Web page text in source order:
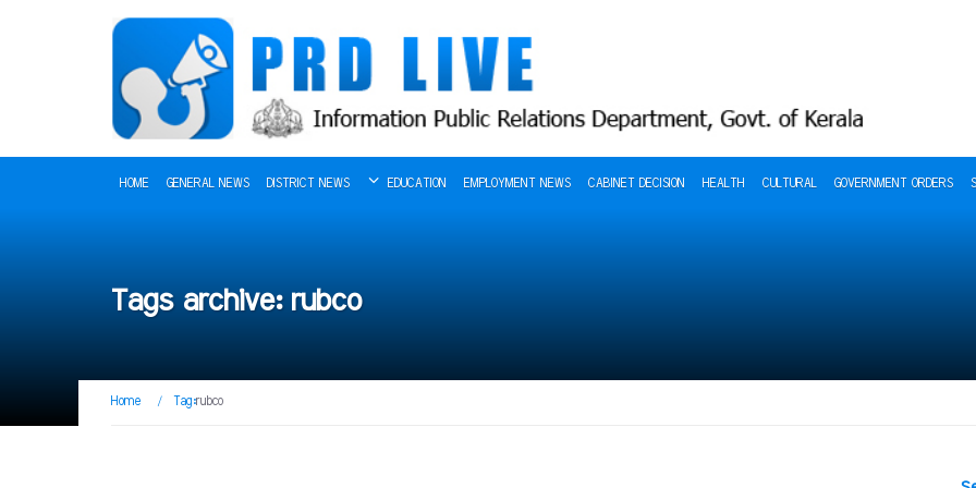
HOME GENERAL NEWS DISTRICT NEWS EDUCATION EMPLOYMENT NEWS CABINET DECISION HEALTH CULTURAL GOVERNMENT ORDERS
Tags archive: rubco
Home / Tag:rubco